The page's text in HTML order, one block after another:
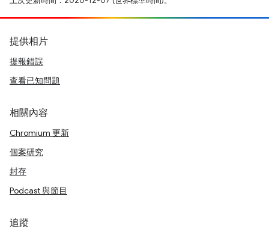
提供相片
提報錯誤
查看已知問題
相關內容
Chromium 更新
個案研究
封存
Podcast 與節目
追蹤